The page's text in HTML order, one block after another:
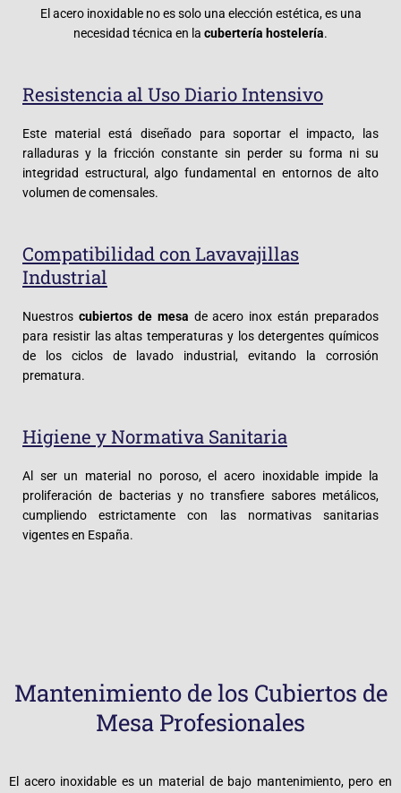
El acero inoxidable no es solo una elección estética, es una
necesidad técnica en la cubertería hostelería.
Resistencia al Uso Diario Intensivo
Este material está diseñado para soportar el impacto, las
ralladuras y la fricción constante sin perder su forma ni su
integridad estructural, algo fundamental en entornos de alto
volumen de comensales.
Compatibilidad con Lavavajillas
Industrial
Nuestros cubiertos de mesa de acero inox están preparados
para resistir las altas temperaturas y los detergentes químicos
de los ciclos de lavado industrial, evitando la corrosión
prematura.
Higiene y Normativa Sanitaria
Al ser un material no poroso, el acero inoxidable impide la
proliferación de bacterias y no transfiere sabores metálicos,
cumpliendo estrictamente con las normativas sanitarias
vigentes en España.
Mantenimiento de los Cubiertos de
Mesa Profesionales
El acero inoxidable es un material de bajo mantenimiento, pero en